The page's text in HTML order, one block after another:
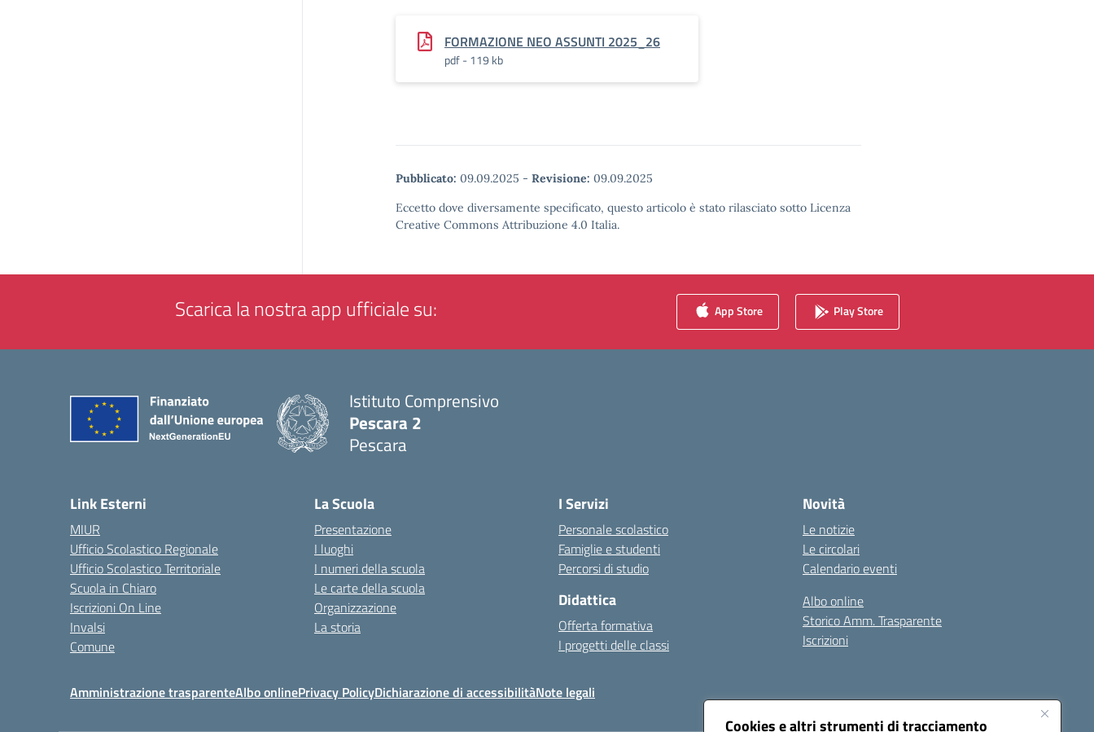
Cookies e altri strumenti di tracciamento
FORMAZIONE NEO ASSUNTI 2025_26
pdf - 119 kb
Pubblicato: 09.09.2025 - Revisione: 09.09.2025
Eccetto dove diversamente specificato, questo articolo è stato rilasciato sotto Licenza
Creative Commons Attribuzione 4.0 Italia.
Scarica la nostra app ufficiale su: App Store Play Store
Istituto Comprensivo
Pescara 2
Pescara
Link Esterni
MIUR
Ufficio Scolastico Regionale
Ufficio Scolastico Territoriale
Scuola in Chiaro
Iscrizioni On Line
Invalsi
Comune
La Scuola
Presentazione
I luoghi
I numeri della scuola
Le carte della scuola
Organizzazione
La storia
I Servizi
Personale scolastico
Famiglie e studenti
Percorsi di studio
Didattica
Offerta formativa
I progetti delle classi
Novità
Le notizie
Le circolari
Calendario eventi
Albo online
Storico Amm. Trasparente
Iscrizioni
Amministrazione trasparenteAlbo onlinePrivacy PolicyDichiarazione di accessibilitàNote legali